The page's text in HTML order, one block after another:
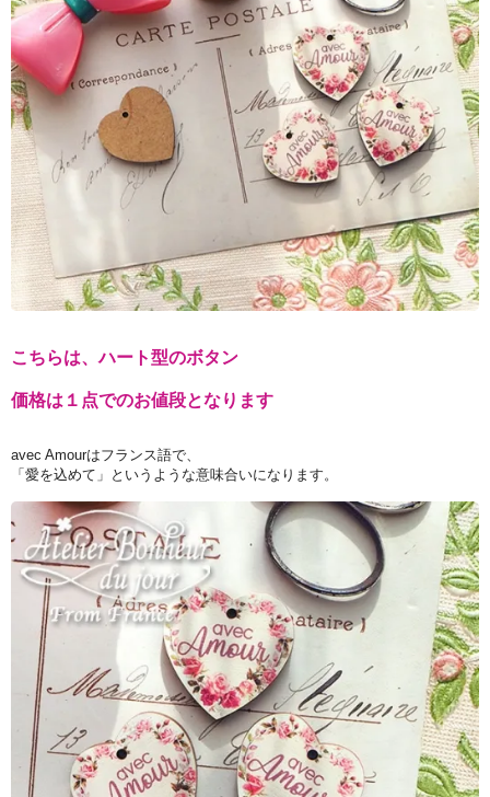
こちらは、ハート型のボタン
価格は１点でのお値段となります
avec Amourはフランス語で、
「愛を込めて」というような意味合いになります。